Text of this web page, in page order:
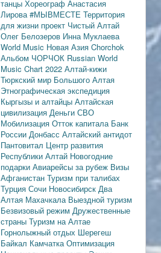
танцы Хореограф Анастасия
Лирова#МЫВМЕСТЕ Территория
для жизни проект Чистый Алтай
Олег Белозеров Инна Муклаева
World Music Новая Азия Chorchok
Альбом ЧОРЧОК Russian World
Music Chart 2022 Алтай-кижи
Тюркский мир Большого Алтая
Этнографическая экспедиция
Кыргызы и алтайцы Алтайская
цивилизация Деньги СВО
Мобилизация Отток капитала Банк
России Донбасс Алтайский антидот
Пантовитал Центр развития
Республики Алтай Новогодние
подарки Авиарейсы за рубеж Визы
Афганистан Туризм при талибах
Турция Сочи Новосибирск Два
Алтая Махачкала Выездной туризм
Безвизовый режим Дружественные
страны Туризм на Алтае
Горнолыжный отдых Шерегеш
Байкал КамчаткаОптимизация